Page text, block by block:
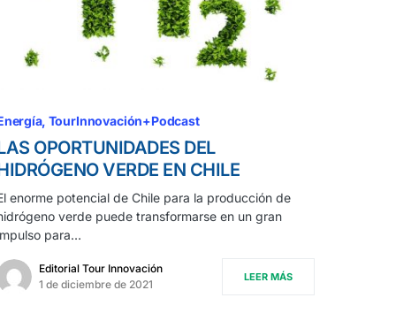
TourInnovación+Podcast
OPORTUNIDADES DEL
VERDE EN CHILE
enorme potencial de Chile para la producción de
verde puede transformarse en un gran
para…
Editorial Tour Innovación
1 de diciembre de 2021
LEER MÁS